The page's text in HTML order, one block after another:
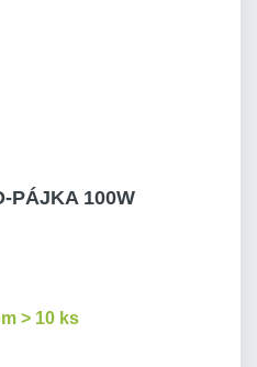
PÁJKA 100W
> 10 ks